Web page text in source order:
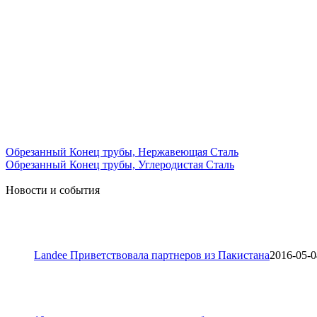
Обрезанный Конец трубы, Нержавеющая Сталь
Обрезанный Конец трубы, Углеродистая Сталь
Новости и события
Landee Приветствовала партнеров из Пакистана2016-05-